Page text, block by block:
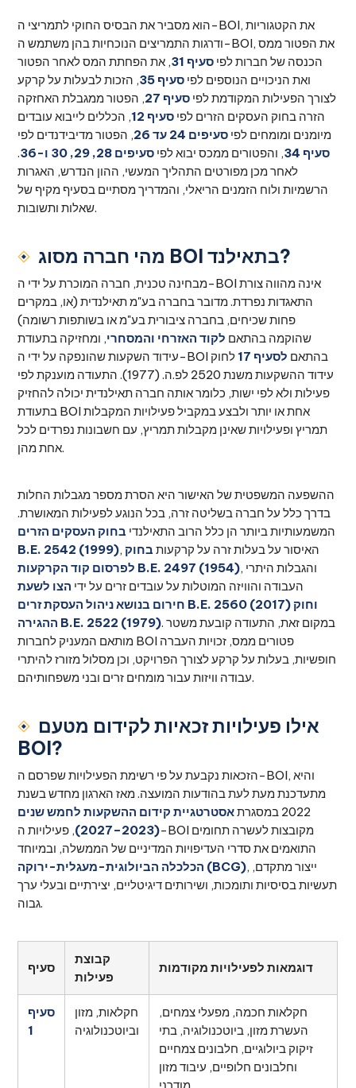
הוא מסביר את הבסיס החוקי לתמריצי ה-BOI, את הקטגוריות
ודרגות התמריצים הנוכחיות בהן משתמש ה-BOI, את הפטור ממס
הכנסה של חברות לפי סעיף 31
, את הפחתת המס לאחר הפטור
ואת הניכויים הנוספים לפי סעיף 35
, הזכות לבעלות על קרקע
לצורך הפעילות המקודמת לפי סעיף 27
, הפטור ממגבלת האחזקה
הזרה בחוק העסקים הזרים לפי סעיף 12
, הכללים לייבוא עובדים
מיומנים ומומחים לפי סעיפים 24 עד 26
, הפטור מדיבידנדים לפי
סעיף 34
, והפטורים ממכס יבוא לפי סעיפים 28, 29, 30 ו-36
.
לאחר מכן מפורטים התהליך המעשי, ההון הנדרש, האגרות
הרשמיות ולוח הזמנים הריאלי, והמדריך מסתיים בסעיף מקיף של
שאלות ותשובות.
מהי חברה מסוג BOI בתאילנד?
מבחינה טכנית, חברה המוכרת על ידי ה-BOI אינה מהווה צורת
התאגדות נפרדת. מדובר בחברה בע"מ תאילנדית (או, במקרים
פחות שכיחים, בחברה ציבורית בע"מ או בשותפות רשומה)
שהוקמה בהתאם לקוד האזרחי והמסחרי, ומחזיקה בתעודת
עידוד השקעות שהונפקה על ידי ה-BOI בהתאם לסעיף 17
לחוק
עידוד ההשקעות משנת 2520 לפ.ה. (1977). התעודה מוענקת לפי
פעילות ולא לפי ישות, כלומר אותה חברה תאילנדית יכולה להחזיק
בתעודת BOI אחת או יותר ולבצע במקביל פעילויות המקבלות
תמריץ ופעילויות שאינן מקבלות תמריץ, עם חשבונות נפרדים לכל
אחת מהן.
ההשפעה המשפטית של האישור היא הסרת מספר מגבלות החלות
בדרך כלל על חברה בשליטה זרה, בכל הנוגע לפעילות המאושרת.
המשמעותיות ביותר הן כלל הרוב התאילנדי בחוק העסקים הזרים
B.E. 2542 (1999)
, האיסור על בעלות זרה על קרקעות בחוק
לפרסום קוד הקרקעות B.E. 2497 (1954), והגבלות היתרי
העבודה והוויזה המוטלות על עובדים זרים על ידי הצו לשעת
חירום בנושא ניהול העסקת זרים B.E. 2560 (2017) וחוק
ההגירה B.E. 2522 (1979). במקום זאת, התעודה קובעת משטר
מותאם המעניק לחברות BOI פטורים ממס, זכויות העברה
חופשיות, בעלות על קרקע לצורך הפרויקט, וכן מסלול מזורז להיתרי
עבודה וויזות עבור מומחים זרים ובני משפחותיהם.
אילו פעילויות זכאיות לקידום מטעם
BOI?
הזכאות נקבעת על פי רשימת הפעילויות שפרסם ה-BOI, והיא
מתעדכנת מעת לעת בהודעות המועצה. מאז הארגון מחדש בשנת
2022 במסגרת
אסטרטגיית קידום ההשקעות לחמש שנים
(2023–2027)
, פעילויות ה-BOI מקובצות לעשרה תחומים
התואמים את סדרי העדיפויות המדיניים של הממשלה, ובמיוחד
הכלכלה הביולוגית-מעגלית-ירוקה (BCG), ייצור מתקדם,
תעשיות בסיסיות ותומכות, ושירותים דיגיטליים, יצירתיים ובעלי ערך
גבוה.
סעיף
קבוצת
פעילות
דוגמאות לפעילויות מקודמות
סעיף
1
חקלאות, מזון
וביוטכנולוגיה
חקלאות חכמה, מפעלי צמחים,
העשרת מזון, ביוטכנולוגיה, בתי
זיקוק ביולוגיים, חלבונים צמחיים
וחלבונים חלופיים, עיבוד מזון